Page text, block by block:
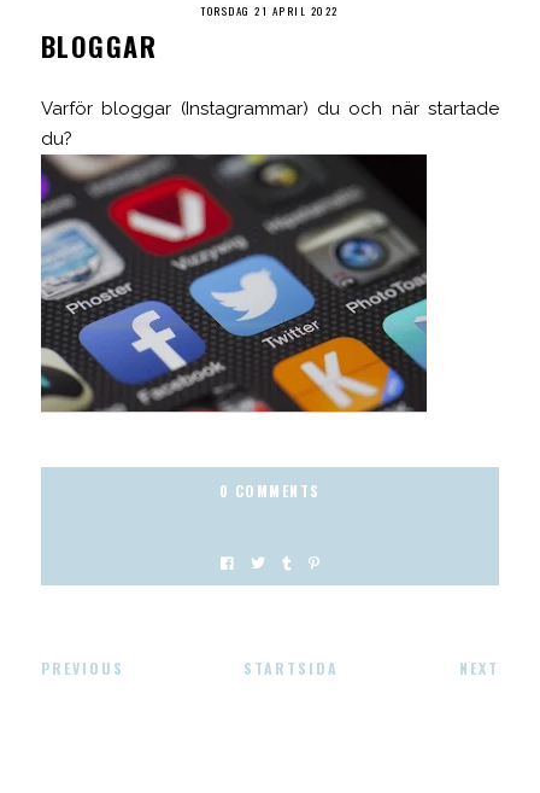
TORSDAG 21 APRIL 2022
BLOGGAR
Varför bloggar (Instagrammar) du och när startade
du?
0 COMMENTS
PREVIOUS STARTSIDA NEXT